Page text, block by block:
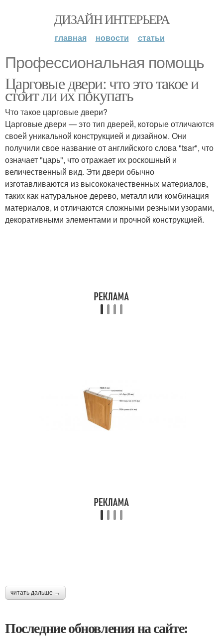
ДИЗАЙН ИНТЕРЬЕРА
главная новости статьи
Профессиональная помощь
Царговые двери: что это такое и
стоит ли их покупать
Что такое царговые двери?
Царговые двери — это тип дверей, которые отличаются
своей уникальной конструкцией и дизайном. Они
получили свое название от английского слова "tsar", что
означает "царь", что отражает их роскошный и
величественный вид. Эти двери обычно
изготавливаются из высококачественных материалов,
таких как натуральное дерево, металл или комбинация
материалов, и отличаются сложными резными узорами,
декоративными элементами и прочной конструкцией.
читать дальше →
Последние обновления на сайте: